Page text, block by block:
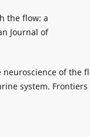
the flow: a
Journal of
neuroscience of the
system. Frontiers